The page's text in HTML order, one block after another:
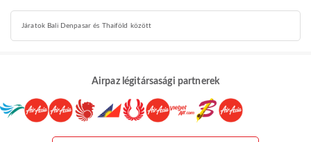
Járatok Bali Denpasar és Thaiföld között
Airpaz légitársasági partnerek